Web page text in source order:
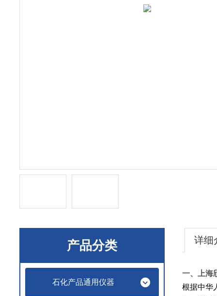
产品分类
石化产品通用仪器
详细
一、
上
根据中华